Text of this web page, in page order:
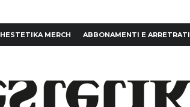
HESTETIKA MERCH ABBONAMENTI E ARRETRATI